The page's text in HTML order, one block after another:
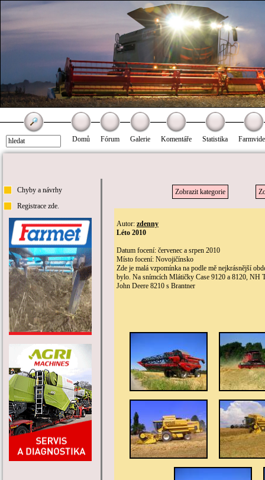
Domů Fórum Galerie Komentáře Statistika
Chyby a návrhy
Registrace zde.
Zobrazit kategorie
Autor: zdenny
Léto 2010
Datum focení: červenec a srpen 2010
Místo focení: Novojičínsko
Zde je malá vzpomínka na podle mě nejkrásnější
bylo. Na snímcích Mlátičky Case 9120 a 8120, NH
John Deere 8210 s Brantner